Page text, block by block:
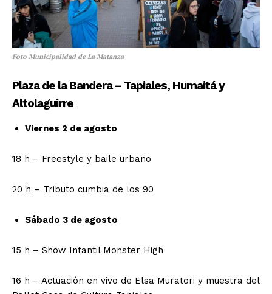
Foto Municipalidad de La Matanza
Plaza de la Bandera – Tapiales, Humaitá y
Altolaguirre
Viernes 2 de agosto
18 h – Freestyle y baile urbano
20 h – Tributo cumbia de los 90
Sábado 3 de agosto
15 h – Show Infantil Monster High
16 h – Actuación en vivo de Elsa Muratori y muestra del